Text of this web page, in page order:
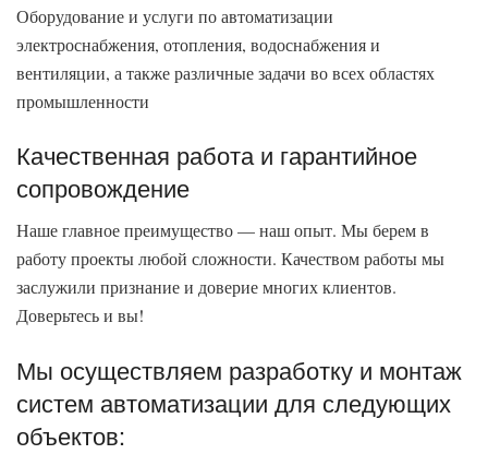
Оборудование и услуги по автоматизации
электроснабжения, отопления, водоснабжения и
вентиляции, а также различные задачи во всех областях
промышленности
Качественная работа и гарантийное
сопровождение
Наше главное преимущество — наш опыт. Мы берем в
работу проекты любой сложности. Качеством работы мы
заслужили признание и доверие многих клиентов.
Доверьтесь и вы!
Мы осуществляем разработку и монтаж
систем автоматизации для следующих
объектов: